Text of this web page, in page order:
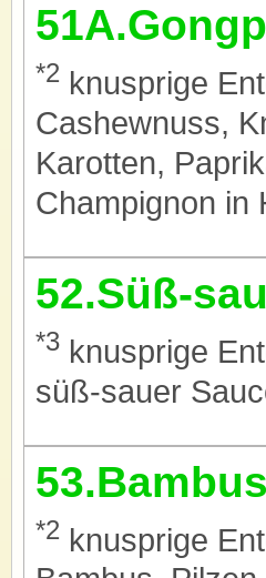
*2 knusprige
Cashewnuss,
Karotten,
Champignon in
52.Süß-
*3 knusprige
süß-sauer
53.Bambus
*2 knusprige